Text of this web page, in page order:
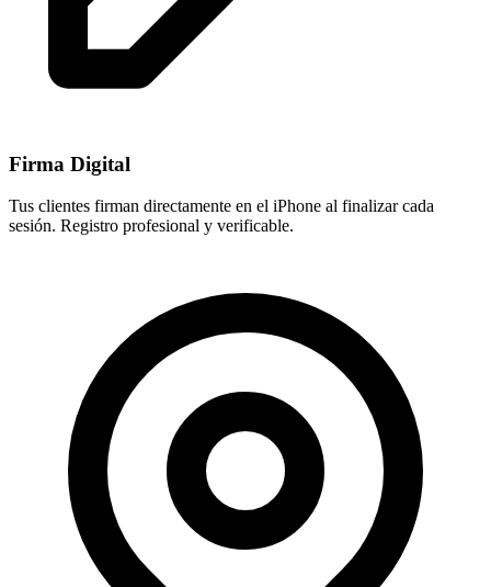
Firma Digital
Tus clientes firman directamente en el iPhone al finalizar cada
sesión. Registro profesional y verificable.